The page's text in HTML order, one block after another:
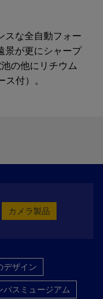
スな全自動フォー
景が更にシャープ
の他にリチウム
付）。
カメラ製品
デザイン
パスミュージアム